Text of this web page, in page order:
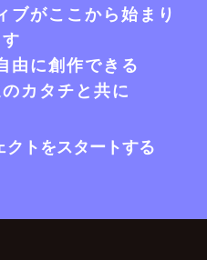
ブがここから始まり
由に創作できる
カタチと共に
クトをスタートする